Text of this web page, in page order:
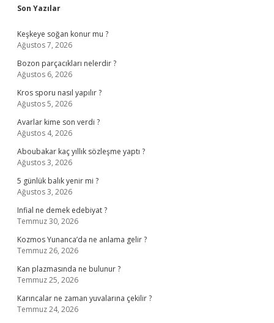
Sidebar
Son Yazılar
Keşkeye soğan konur mu ?
Ağustos 7, 2026
Bozon parçacıkları nelerdir ?
Ağustos 6, 2026
Kros sporu nasıl yapılır ?
Ağustos 5, 2026
Avarlar kime son verdi ?
Ağustos 4, 2026
Aboubakar kaç yıllık sözleşme yaptı ?
Ağustos 3, 2026
5 günlük balık yenir mi ?
Ağustos 3, 2026
Infial ne demek edebiyat ?
Temmuz 30, 2026
Kozmos Yunanca’da ne anlama gelir ?
Temmuz 26, 2026
Kan plazmasında ne bulunur ?
Temmuz 25, 2026
Karıncalar ne zaman yuvalarına çekilir ?
Temmuz 24, 2026